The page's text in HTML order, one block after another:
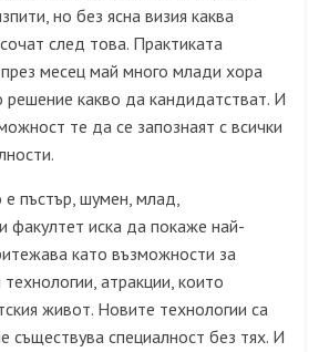
но без ясна визия каква
след това. Практиката
месец май много млади хора
решение какво да кандидатстват. И
те да се запознаят с всички
е пъстър, шумен, млад,
факултет иска да покаже най-
като възможности за
атракции, които
живот. Новите технологии са
съществува специалност без тях. И